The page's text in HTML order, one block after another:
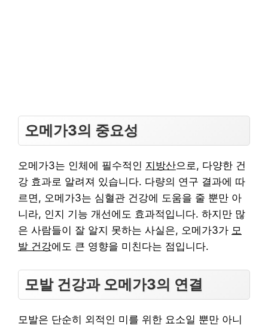
오메가3의 중요성
오메가3는 인체에 필수적인 지방산으로, 다양한 건
강 효과로 알려져 있습니다. 다량의 연구 결과에 따
르면, 오메가3는 심혈관 건강에 도움을 줄 뿐만 아
니라, 인지 기능 개선에도 효과적입니다. 하지만 많
은 사람들이 잘 알지 못하는 사실은, 오메가3가 모
발 건강에도 큰 영향을 미친다는 점입니다.
모발 건강과 오메가3의 연결
모발은 단순히 외적인 미를 위한 요소일 뿐만 아니